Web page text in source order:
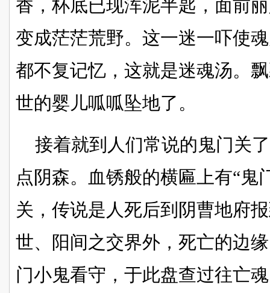
香，杯底已现浑泥半匙，面前
变成茫茫荒野。这一迷一吓使
都不复记忆，这就是迷魂汤。
世的婴儿呱呱坠地了。
接着就到人们常说的鬼门关
点阴森。血锈般的横匾上有“鬼
关，传说是人死后到阴曹地府
世、阳间之交界外，死亡的边
门小鬼看守，于此盘查过往亡